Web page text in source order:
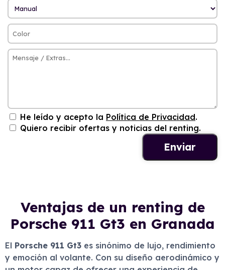
He leído y acepto la Política de Privacidad.
Quiero recibir ofertas y noticias del renting.
Ventajas de un renting de
Porsche 911 Gt3 en Granada
El Porsche 911 Gt3 es sinónimo de lujo, rendimiento
y emoción al volante. Con su diseño aerodinámico y